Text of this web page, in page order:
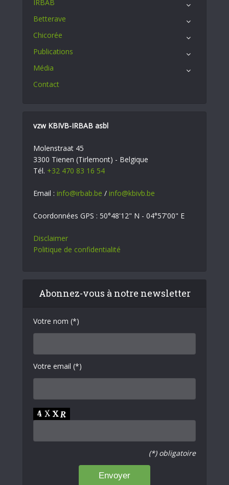
IRBAB
Betterave
Chicorée
Publications
Média
Contact
vzw KBIVB-IRBAB asbl
Molenstraat 45
3300 Tienen (Tirlemont) - Belgique
Tél. +32 470 83 16 54
Email : info@irbab.be / info@kbivb.be
Coordonnées GPS : 50°48'12" N - 04°57'00" E
Disclaimer
Politique de confidentialité
Abonnez-vous à notre newsletter
Votre nom (*)
Votre email (*)
(*) obligatoire